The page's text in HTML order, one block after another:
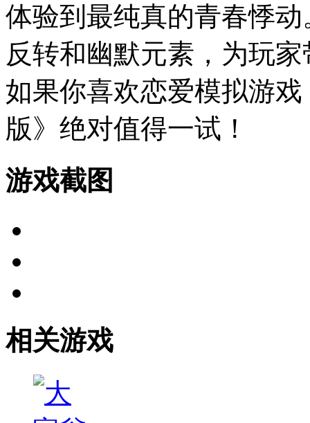
体验到最纯真的青春悸
反转和幽默元素，为玩
如果你喜欢恋爱模拟游
版》绝对值得一试！
游戏截图
相关游戏